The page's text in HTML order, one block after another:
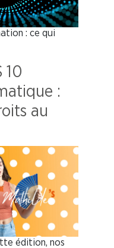
: ce qui
10
:
au
édition, nos